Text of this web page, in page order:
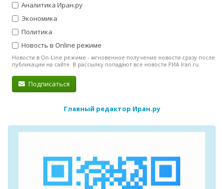
Аналитика Иран.ру
Экономика
Политика
Новость в Online режиме
Новости в On-Line режиме - мгновенное получение новости сразу после
публикации на сайте. В рассылку попадают все новости РИА Iran.ru.
Подписаться
Главный редактор Иран.ру